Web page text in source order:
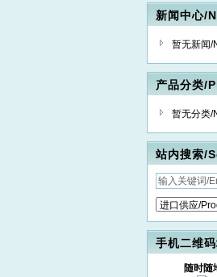
新闻中心/
暂无新闻/
产品分类/
暂无分类/
站内搜索/
手机二维
随时随